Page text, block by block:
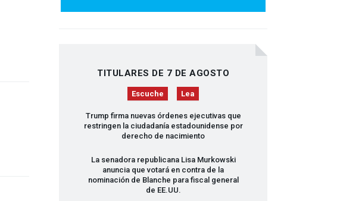
TITULARES DE 7 DE AGOSTO
Escuche Lea
Trump firma nuevas órdenes ejecutivas que
restringen la ciudadanía estadounidense por
derecho de nacimiento
La senadora republicana Lisa Murkowski
anuncia que votará en contra de la
nominación de Blanche para fiscal general
de EE.UU.